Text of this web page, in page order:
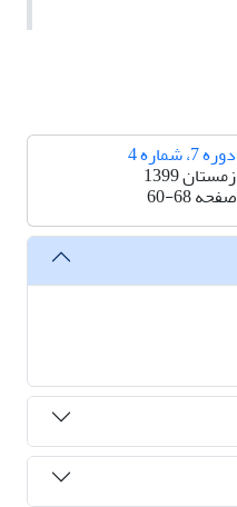
دوره 7، شماره 4
زمستان 1399
صفحه60-68